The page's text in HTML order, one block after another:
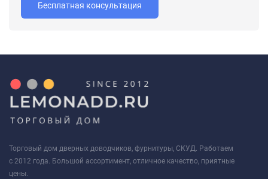
Бесплатная консультация
Торговый дом дверных доводчиков, фурнитуры, СКУД. Работаем
с 2012 года. Большой ассортимент, отличное качество, приятные
цены.